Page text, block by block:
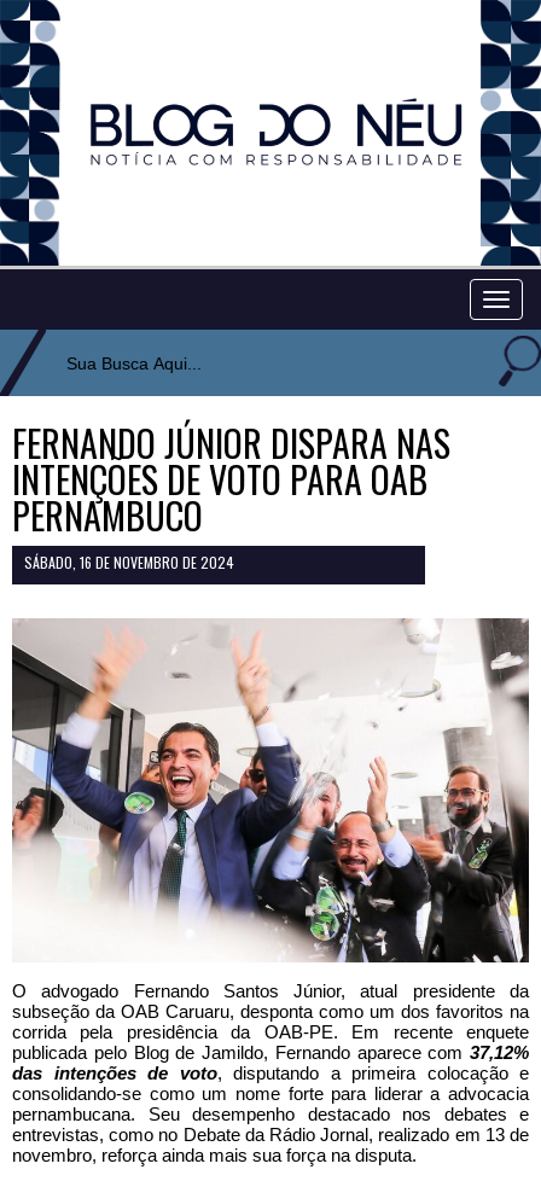
FERNANDO JÚNIOR DISPARA NAS
INTENÇÕES DE VOTO PARA OAB
PERNAMBUCO
SÁBADO, 16 DE NOVEMBRO DE 2024
O advogado Fernando Santos Júnior, atual presidente da
subseção da OAB Caruaru, desponta como um dos favoritos na
corrida pela presidência da OAB-PE. Em recente enquete
publicada pelo Blog de Jamildo, Fernando aparece com 37,12%
das intenções de voto, disputando a primeira colocação e
consolidando-se como um nome forte para liderar a advocacia
pernambucana. Seu desempenho destacado nos debates e
entrevistas, como no Debate da Rádio Jornal, realizado em 13 de
novembro, reforça ainda mais sua força na disputa.